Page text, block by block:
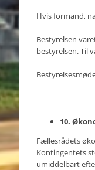
Hvis formand,
Bestyrelsen
bestyrelsen. Til
10.
Fællesrådets
Kontingentets
umiddelbart